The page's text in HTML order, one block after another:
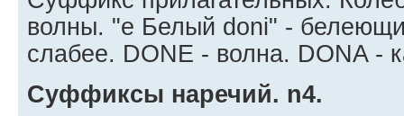
волны. "e Белый doni" -
слабее. DONE - волна. DONA -
Суффиксы наречий. n4.